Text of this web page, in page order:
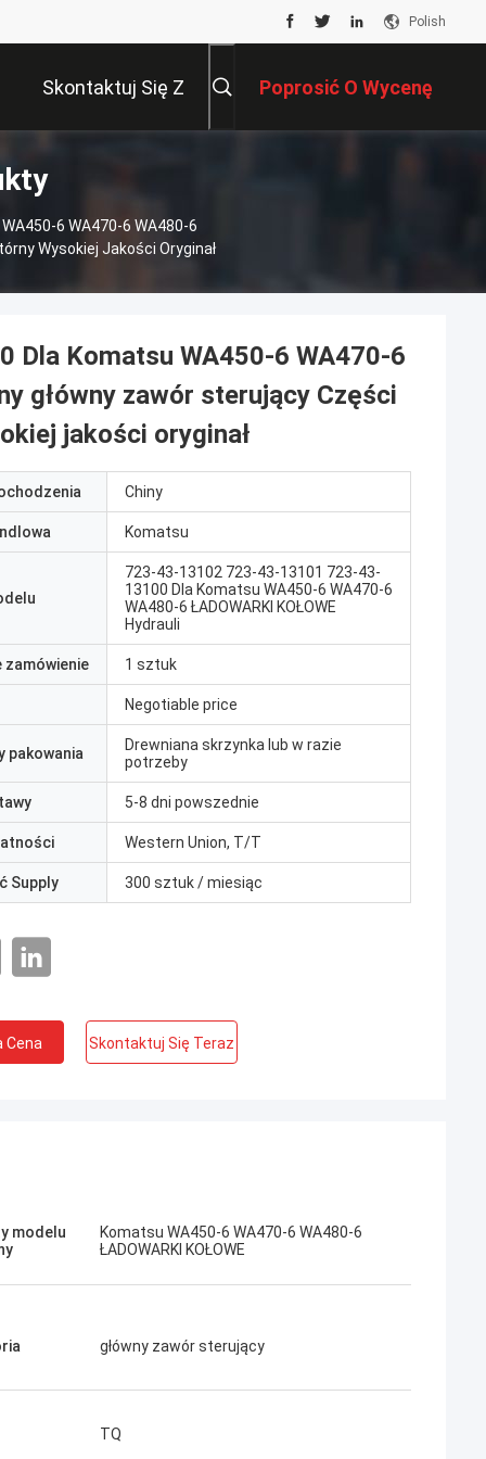
Polish
Skontaktuj Się Z Poprosić O Wycenę
6 WA470-6 WA480-6
Wysokiej Jakości Oryginał
cena. Chcę ponownie zamówić, gdy będę
potrzebował.
Komatsu WA450-6 WA470-6
główny zawór sterujący Części
jakości oryginał
Chiny
Komatsu
723-43-13102 723-43-13101 723-43-
13100 Dla Komatsu WA450-6 WA470-6
WA480-6 ŁADOWARKI KOŁOWE
Hydrauli
zamówienie 1 sztuk
Negotiable price
pakowania
Drewniana skrzynka lub w razie
potrzeby
5-8 dni powszednie
Western Union, T/T
Supply 300 sztuk / miesiąc
Cena Skontaktuj Się Teraz
modelu
Komatsu WA450-6 WA470-6 WA480-6
ŁADOWARKI KOŁOWE
główny zawór sterujący
TQ